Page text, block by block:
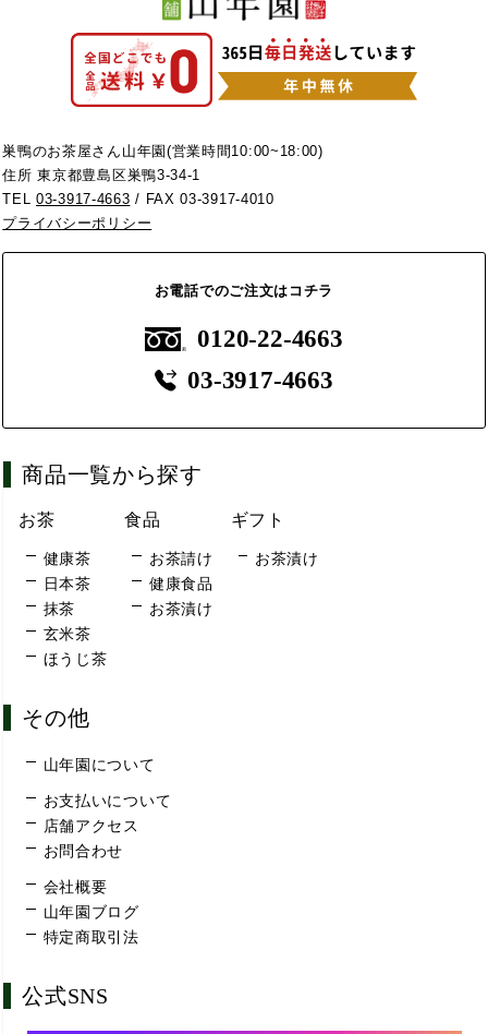
巣鴨のお茶屋さん山年園(営業時間10:00~18:00)
住所 東京都豊島区巣鴨3-34-1
TEL03-3917-4663 / FAX 03-3917-4010
プライバシーポリシー
お電話でのご注文はコチラ
0120-22-4663
03-3917-4663
商品一覧から探す
お茶
健康茶
日本茶
抹茶
玄米茶
ほうじ茶
食品
お茶請け
健康食品
お茶漬け
ギフト
お茶漬け
その他
山年園について
お支払いについて
店舗アクセス
お問合わせ
会社概要
山年園ブログ
特定商取引法
公式SNS